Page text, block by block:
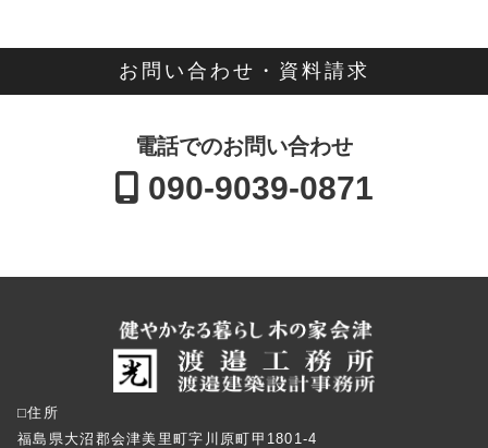
お問い合わせ・資料請求
電話でのお問い合わせ
090-9039-0871
⬜︎住所
福島県大沼郡会津美里町字川原町甲1801-4